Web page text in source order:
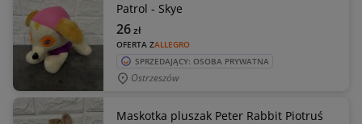
Patrol - Skye
OFERTA ZALLEGRO
26zł
SPRZEDAJĄCY: OSOBA PRYWATNA
Ostrzeszów
Maskotka pluszak Peter Rabbit Piotruś